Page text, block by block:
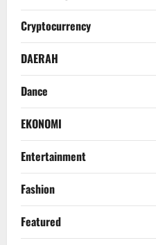
Cryptocurrency
DAERAH
Dance
EKONOMI
Entertainment
Fashion
Featured